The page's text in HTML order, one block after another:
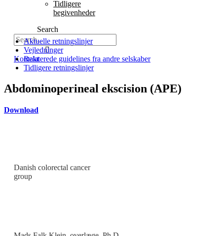
Tidligere
begivenheder
Search
Kontakt
Aktuelle retningslinjer
Vejledninger
Relaterede guidelines fra andre selskaber
Tidligere retningslinjer
Abdominoperineal ekscision (APE)
Download
Danish colorectal cancer
group